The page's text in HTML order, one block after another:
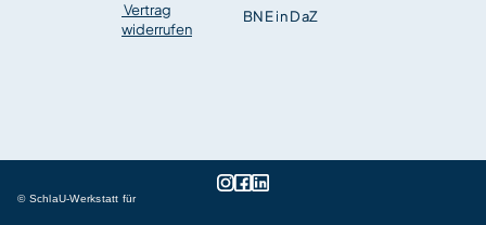
BNE in DaZ
Vertrag
widerrufen
© SchlaU-Werkstatt für